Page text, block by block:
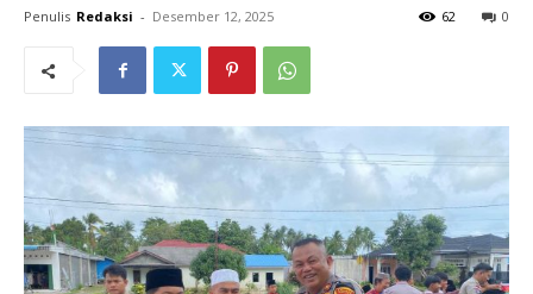
Penulis Redaksi - Desember 12, 2025 0
62